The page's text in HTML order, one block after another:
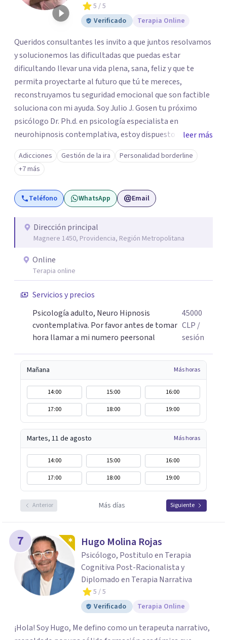
5 / 5
Verificado
Terapia Online
Queridos consultantes les invito a que juntos resolvamos
y solucionemos las dificultadas que puedas estar
dificultando llevar una vida plena, sana, feliz y que te
permita proyectarte al futuro que tú te mereces,
reconstruyamos tu seguridad emocional que son factible
soluciona con mi ayuda. Soy Julio J. Gosen tu próximo
psicólogo Dr. Ph.d. en psicología especialista en
neurohipnosis contemplativa, estoy dispuesto y deseoso
de acompañarte en este camino de auto descubrimiento
y crecimiento personal dejando atrás todo aquello que
nos impiden avanzar y ser exitosos.Vamos a transitar
juntos el camino a tu sanidad. DFisponible y atento a tu
llamado un abrazo cordial.
leer más
Adicciones Gestión de la ira
Personalidad borderline
+7 más
Teléfono WhatsApp Email
Dirección principal
Magnere 1450, Providencia, Región Metropolitana
Online
Terapia online
Servicios y precios
Psicología adulto, Neuro Hipnosis
cvontemplativa. Por favor antes de tomar
hora llamar a mi numero peersonal
45000
CLP /
sesión
Mañana Más horas
14:00 15:00
16:00
17:00
18:00 19:00
Martes, 11 de agosto Más horas
14:00 15:00
16:00
17:00
18:00 19:00
Anterior Más días Siguiente
7 Hugo Molina Rojas
Psicólogo, Postitulo en Terapia
Cognitiva Post-Racionalista y
Diplomado en Terapia Narrativa
5 / 5
Verificado
Terapia Online
¡Hola! Soy Hugo, Me defino como un terapeuta narrativo,